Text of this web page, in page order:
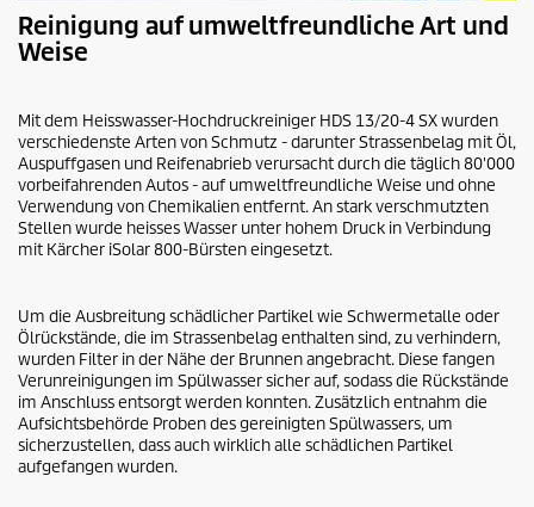
Reinigung auf umweltfreundliche Art und
Weise
Mit dem Heisswasser-Hochdruckreiniger HDS 13/20-4 SX wurden
verschiedenste Arten von Schmutz - darunter Strassenbelag mit Öl,
Auspuffgasen und Reifenabrieb verursacht durch die täglich 80'000
vorbeifahrenden Autos - auf umweltfreundliche Weise und ohne
Verwendung von Chemikalien entfernt. An stark verschmutzten
Stellen wurde heisses Wasser unter hohem Druck in Verbindung
mit Kärcher iSolar800-Bürsten eingesetzt.
Um die Ausbreitung schädlicher Partikel wie Schwermetalle oder
Ölrückstände, die im Strassenbelag enthalten sind, zu verhindern,
wurden Filter in der Nähe der Brunnen angebracht. Diese fangen
Verunreinigungen im Spülwasser sicher auf, sodass die Rückstände
im Anschluss entsorgt werden konnten. Zusätzlich entnahm die
Aufsichtsbehörde Proben des gereinigten Spülwassers, um
sicherzustellen, dass auch wirklich alle schädlichen Partikel
aufgefangen wurden.